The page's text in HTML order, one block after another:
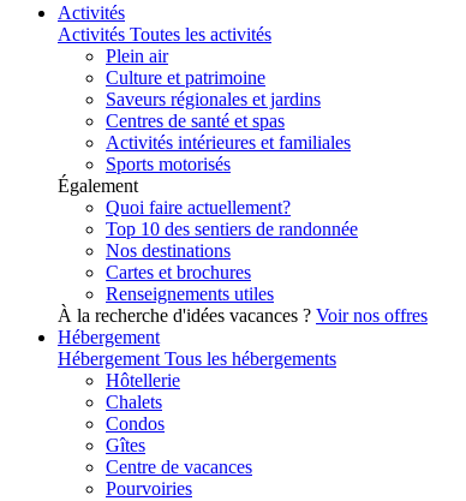
Activités
Activités Toutes les activités
Plein air
Culture et patrimoine
Saveurs régionales et jardins
Centres de santé et spas
Activités intérieures et familiales
Sports motorisés
Également
Quoi faire actuellement?
Top 10 des sentiers de randonnée
Nos destinations
Cartes et brochures
Renseignements utiles
À la recherche d'idées vacances ? Voir nos offres
Hébergement
Hébergement Tous les hébergements
Hôtellerie
Chalets
Condos
Gîtes
Centre de vacances
Pourvoiries